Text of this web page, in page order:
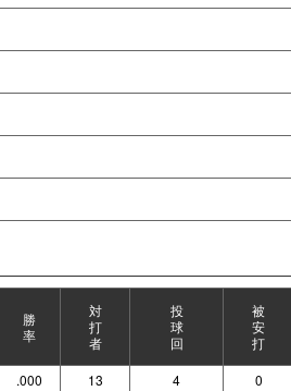
勝
率
対
打
者
投
球
回
被
安
打
.000 13 4 0